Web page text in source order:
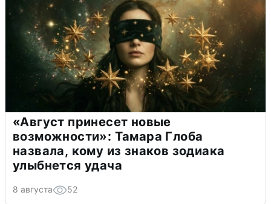
«Август принесет новые
возможности»: Тамара Глоба
назвала, кому из знаков зодиака
улыбнется удача
8 августа 52